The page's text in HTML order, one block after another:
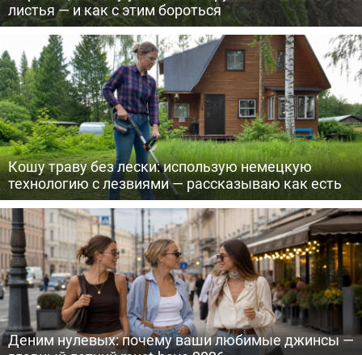
листья — и как с этим бороться
Кошу траву без лески: использую немецкую
технологию с лезвиями — рассказываю как есть
Деним нулевых: почему ваши любимые джинсы —